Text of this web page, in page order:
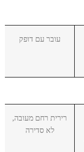
עובר עם דופק
רירית רחם מעובה,
לא סדירה